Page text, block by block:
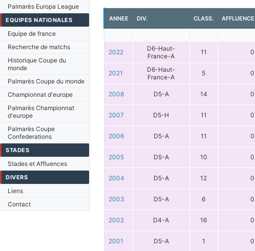
Palmarès Europa League
EQUIPES NATIONALES
Equipe de france
Recherche de matchs
Historique Coupe du
monde
Palmarès Coupe du monde
Championnat d'europe
Palmarès Championnat
d'europe
Palmarès Coupe
Confederations
STADES
Stades et Affluences
DIVERS
Liens
Contact
ANNEE DIV. CLASS. AFFLUENCE
2022
D6-Haut-
France-A
11 0
2021
D6-Haut-
France-A
5 0
2008 D5-A 14 0
2007 D5-H 11 0
2006 D5-A 11 0
2005 D5-A 10 0
2004 D5-A 12 0
2003 D5-A 6 0
2002 D4-A 16 0
2001 D5-A 1 0